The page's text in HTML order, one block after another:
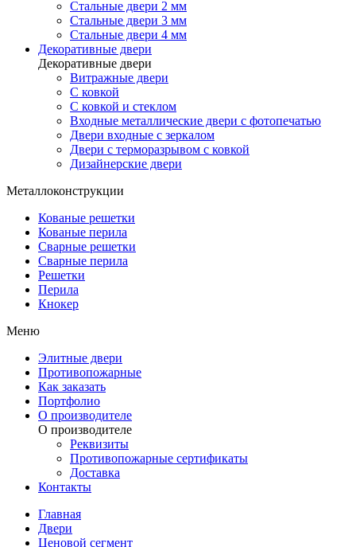
Стальные двери 2 мм
Стальные двери 3 мм
Стальные двери 4 мм
Декоративные двери
Декоративные двери
Витражные двери
С ковкой
С ковкой и стеклом
Входные металлические двери с фотопечатью
Двери входные с зеркалом
Двери с терморазрывом с ковкой
Дизайнерские двери
Металлоконструкции
Кованые решетки
Кованые перила
Сварные решетки
Сварные перила
Решетки
Перила
Кнокер
Меню
Элитные двери
Противопожарные
Как заказать
Портфолио
О производителе
О производителе
Реквизиты
Противопожарные сертификаты
Доставка
Контакты
Главная
Двери
Ценовой сегмент